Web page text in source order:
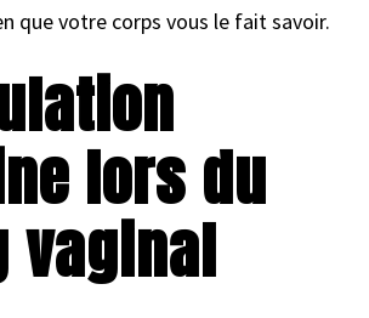
que votre corps vous le fait savoir.
lors du
vaginal